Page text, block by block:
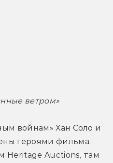
ветром»
войнам» Хан Соло и
героями фильма.
Heritage Auctions, там